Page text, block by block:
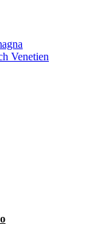
Venetien